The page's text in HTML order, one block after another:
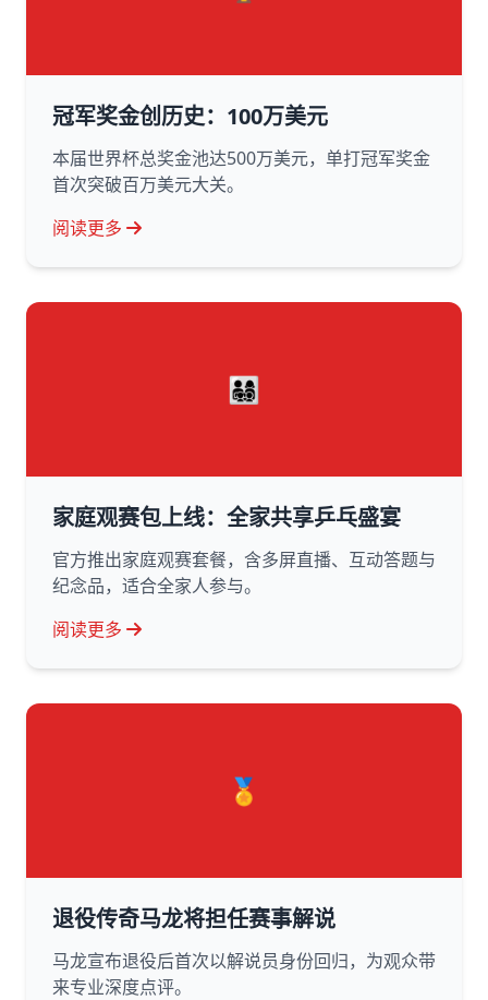
冠军奖金创历史：100万美元
本届世界杯总奖金池达500万美元，单打冠军奖金
首次突破百万美元大关。
阅读更多
👨‍👩‍👧‍👦
家庭观赛包上线：全家共享乒乓盛宴
官方推出家庭观赛套餐，含多屏直播、互动答题与
纪念品，适合全家人参与。
阅读更多
🏅
退役传奇马龙将担任赛事解说
马龙宣布退役后首次以解说员身份回归，为观众带
来专业深度点评。